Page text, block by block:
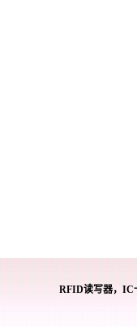
RFID读写器，IC